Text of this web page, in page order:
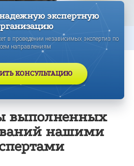
экспертную
в проведении независимых экспертиз по
направлениям
КОНСУЛЬТАЦИЮ
выполненных
нашими